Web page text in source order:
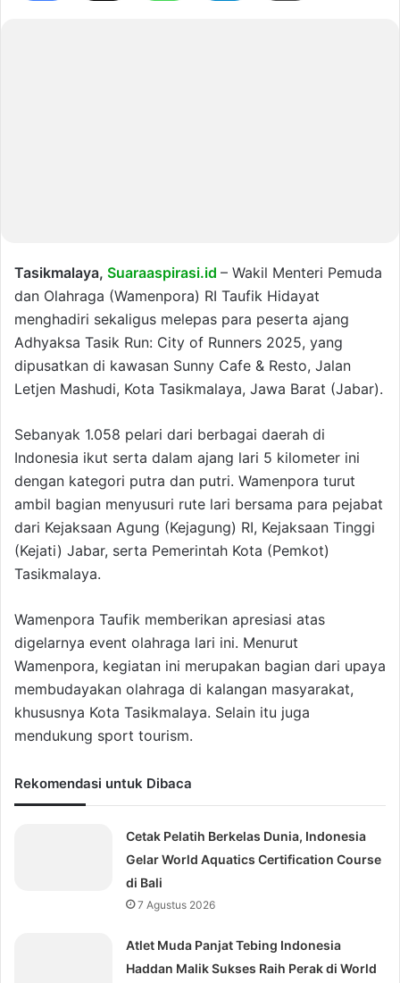
Tasikmalaya, Suaraaspirasi.id – Wakil Menteri Pemuda
dan Olahraga (Wamenpora) RI Taufik Hidayat
menghadiri sekaligus melepas para peserta ajang
Adhyaksa Tasik Run: City of Runners 2025, yang
dipusatkan di kawasan Sunny Cafe & Resto, Jalan
Letjen Mashudi, Kota Tasikmalaya, Jawa Barat (Jabar).
Sebanyak 1.058 pelari dari berbagai daerah di
Indonesia ikut serta dalam ajang lari 5 kilometer ini
dengan kategori putra dan putri. Wamenpora turut
ambil bagian menyusuri rute lari bersama para pejabat
dari Kejaksaan Agung (Kejagung) RI, Kejaksaan Tinggi
(Kejati) Jabar, serta Pemerintah Kota (Pemkot)
Tasikmalaya.
Wamenpora Taufik memberikan apresiasi atas
digelarnya event olahraga lari ini. Menurut
Wamenpora, kegiatan ini merupakan bagian dari upaya
membudayakan olahraga di kalangan masyarakat,
khususnya Kota Tasikmalaya. Selain itu juga
mendukung sport tourism.
Rekomendasi untuk Dibaca
Cetak Pelatih Berkelas Dunia, Indonesia
Gelar World Aquatics Certification Course
di Bali
7 Agustus 2026
Atlet Muda Panjat Tebing Indonesia
Haddan Malik Sukses Raih Perak di World